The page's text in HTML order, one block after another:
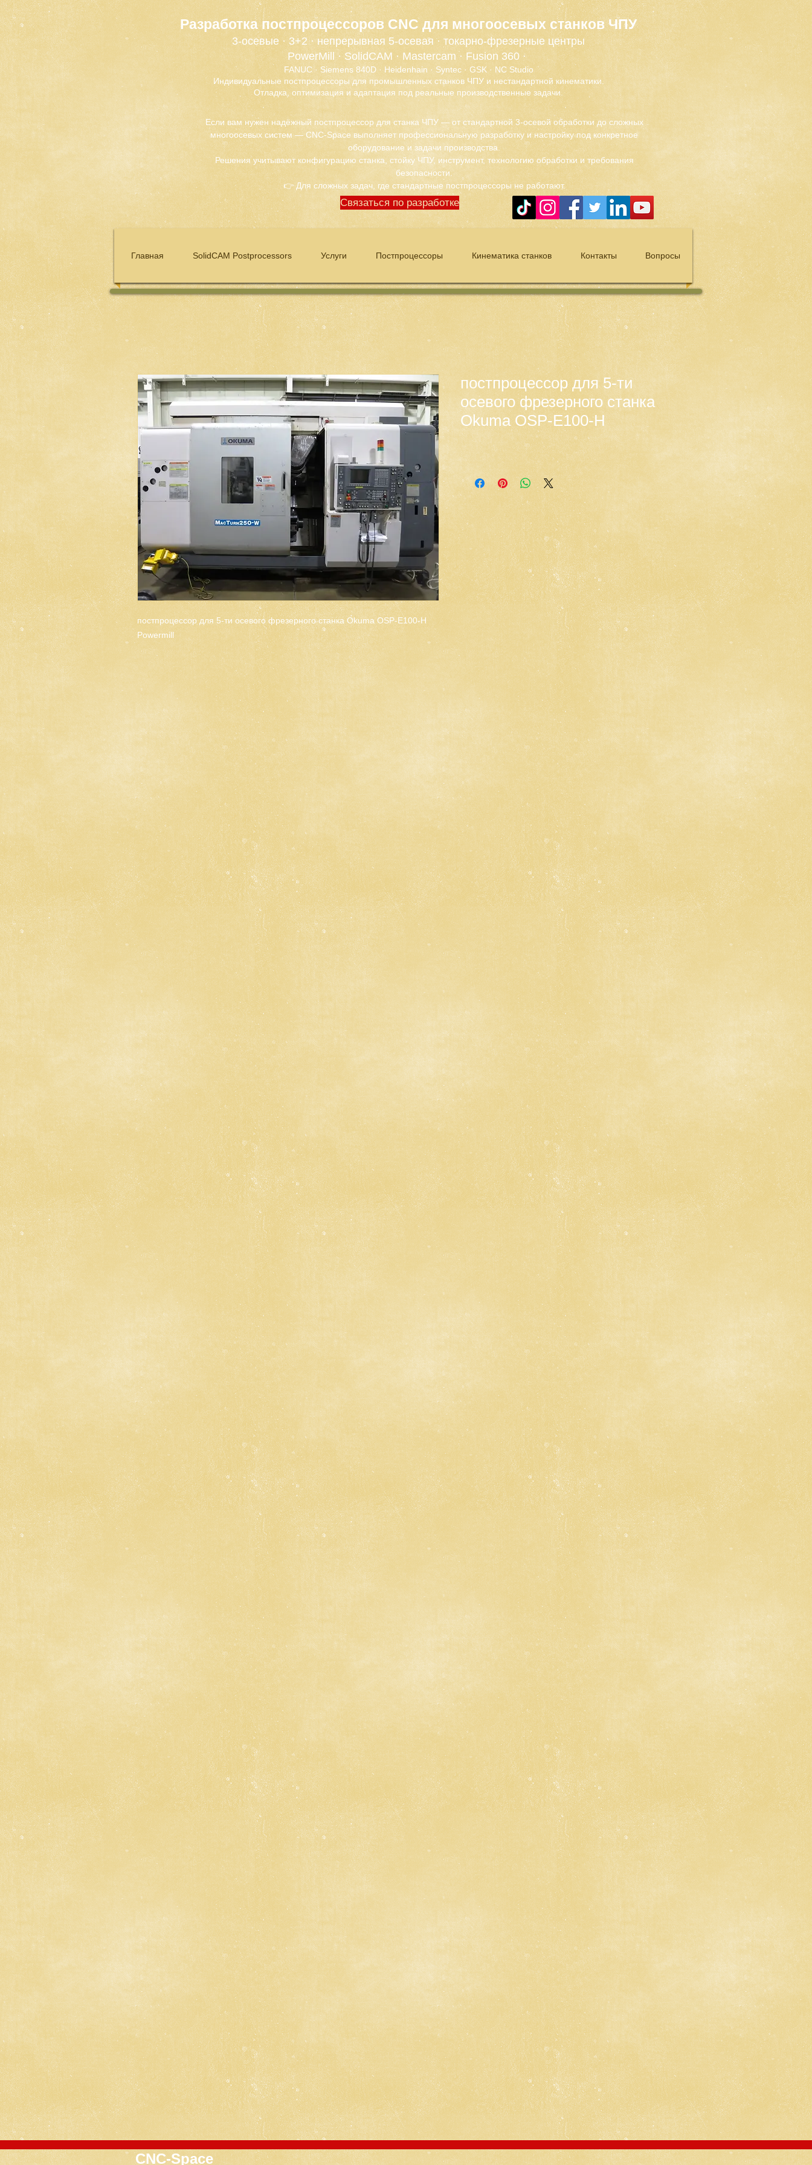
Разработка постпроцессоров CNC для многоосевых станков ЧПУ
3-осевые · 3+2 · непрерывная 5-осевая · токарно-фрезерные центры
PowerMill · SolidCAM · Mastercam · Fusion 360 ·
FANUC · Siemens 840D · Heidenhain · Syntec · GSK · NC Studio
Индивидуальные постпроцессоры для промышленных станков ЧПУ и нестандартной кинематики.
Отладка, оптимизация и адаптация под реальные производственные задачи.
Если вам нужен надёжный постпроцессор для станка ЧПУ — от стандартной 3-осевой обработки до сложных
многоосевых систем — CNC-Space выполняет профессиональную разработку и настройку под конкретное
оборудование и задачи производства.
Решения учитывают конфигурацию станка, стойку ЧПУ, инструмент, технологию обработки и требования
безопасности.
👉 Для сложных задач, где стандартные постпроцессоры не работают.
Связаться по разработке
Главная SolidCAM Postprocessors Услуги Постпроцессоры Кинематика станков Контакты Вопросы
постпроцессор для 5-ти осевого фрезерного станка Okuma OSP-E100-H
Powermill
постпроцессор для 5-ти
осевого фрезерного станка
Okuma OSP-E100-H
CNC-Space